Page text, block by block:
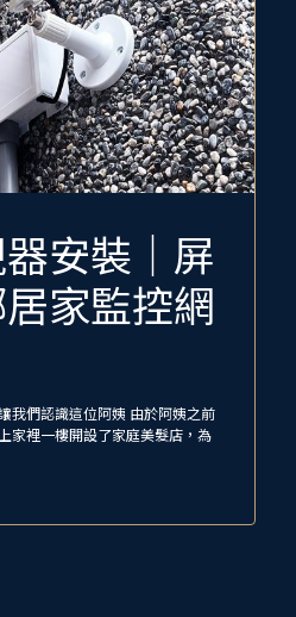
安裝｜屏
家監控網
我們認識這位阿姨 由於阿姨之前
家裡一樓開設了家庭美髮店，為